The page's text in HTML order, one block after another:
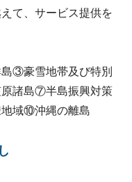
て、サービス提供を
③豪雪地帯及び特別
諸島⑦半島振興対策
域⑩沖縄の離島